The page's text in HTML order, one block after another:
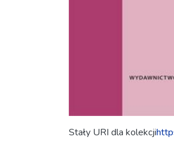
Stały URI dla kolekcji